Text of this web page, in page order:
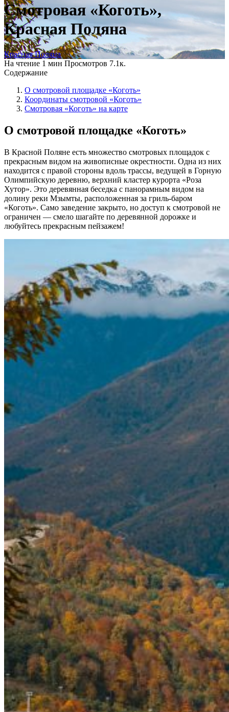
Смотровая «Коготь»,
Красная Поляна
Красная Поляна
На чтение 1 мин Просмотров 7.1к.
Содержание
О смотровой площадке «Коготь»
Координаты смотровой «Коготь»
Смотровая «Коготь» на карте
О смотровой площадке «Коготь»
В Красной Поляне есть множество смотровых площадок с
прекрасным видом на живописные окрестности. Одна из них
находится с правой стороны вдоль трассы, ведущей в Горную
Олимпийскую деревню, верхний кластер курорта «Роза
Хутор». Это деревянная беседка с панорамным видом на
долину реки Мзымты, расположенная за гриль-баром
«Коготь». Само заведение закрыто, но доступ к смотровой не
ограничен — смело шагайте по деревянной дорожке и
любуйтесь прекрасным пейзажем!